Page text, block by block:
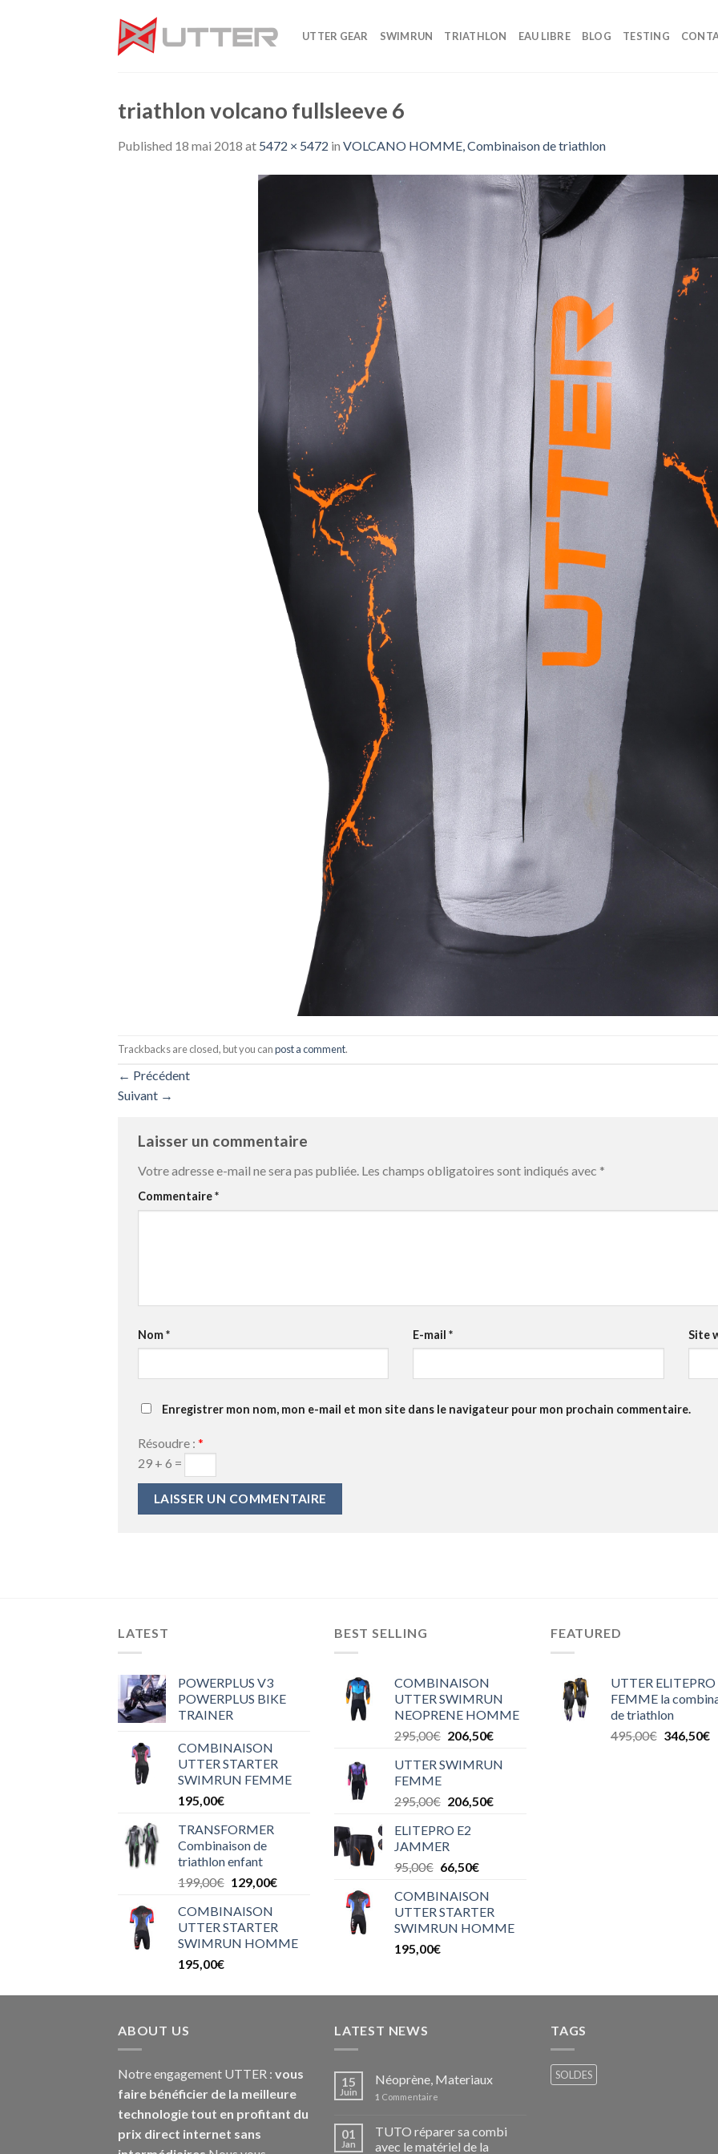
UTTER GEAR SWIMRUN TRIATHLON EAU LIBRE BLOG TESTING
triathlon volcano fullsleeve 6
Published 18 mai 2018 at 5472 × 5472 in VOLCANO HOMME, Combinaison de triathlon
Trackbacks are closed, but you canpost a comment.
← Précédent
Suivant →
Laisser un commentaire
Votre adresse e-mail ne sera pas publiée. Les champs obligatoires sont indiqués avec *
Commentaire*
Nom* E-mail* Site
Enregistrer mon nom, mon e-mail et mon site dans le navigateur pour mon prochain commentaire.
Résoudre : *
29 + 6 =
LATEST
POWERPLUS V3
POWERPLUS BIKE
TRAINER
COMBINAISON
UTTER STARTER
SWIMRUN FEMME
195,00€
TRANSFORMER
Combinaison de
triathlon enfant
199,00€ 129,00€
COMBINAISON
UTTER STARTER
SWIMRUN HOMME
195,00€
BEST SELLING
COMBINAISON
UTTER SWIMRUN
NEOPRENE HOMME
295,00€ 206,50€
UTTER SWIMRUN
FEMME
295,00€ 206,50€
ELITEPRO E2
JAMMER
95,00€ 66,50€
COMBINAISON
UTTER STARTER
SWIMRUN HOMME
195,00€
FEATURED
UTTER ELITEPRO
FEMME la
de triathlon
495,00€ 346,50€
ABOUT US
Notre engagement UTTER : vous
faire bénéficier de la meilleure
technologie tout en profitant du
prix direct internet sans
LATEST NEWS
15
Juin
Néoprène, Materiaux
1 Commentaire
01
Jan
TUTO réparer sa combi
avec le matériel de la
TAGS
SOLDES